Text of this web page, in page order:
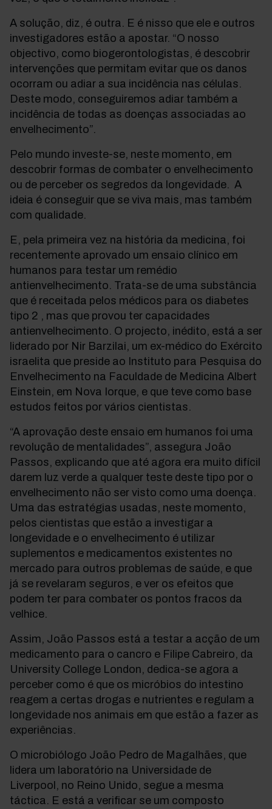
A solução, diz, é outra. E é nisso que ele e outros
investigadores estão a apostar. “O nosso
objectivo, como biogerontologistas, é descobrir
intervenções que permitam evitar que os danos
ocorram ou adiar a sua incidência nas células.
Deste modo, conseguiremos adiar também a
incidência de todas as doenças associadas ao
envelhecimento”.
Pelo mundo investe-se, neste momento, em
descobrir formas de combater o envelhecimento
ou de perceber os segredos da longevidade. A
ideia é conseguir que se viva mais, mas também
com qualidade.
E, pela primeira vez na história da medicina, foi
recentemente aprovado um ensaio clínico em
humanos para testar um remédio
antienvelhecimento. Trata-se de uma substância
que é receitada pelos médicos para os diabetes
tipo 2 , mas que provou ter capacidades
antienvelhecimento. O projecto, inédito, está a ser
liderado por Nir Barzilai, um ex-médico do Exército
israelita que preside ao Instituto para Pesquisa do
Envelhecimento na Faculdade de Medicina Albert
Einstein, em Nova Iorque, e que teve como base
estudos feitos por vários cientistas.
“A aprovação deste ensaio em humanos foi uma
revolução de mentalidades”, assegura João
Passos, explicando que até agora era muito difícil
darem luz verde a qualquer teste deste tipo por o
envelhecimento não ser visto como uma doença.
Uma das estratégias usadas, neste momento,
pelos cientistas que estão a investigar a
longevidade e o envelhecimento é utilizar
suplementos e medicamentos existentes no
mercado para outros problemas de saúde, e que
já se revelaram seguros, e ver os efeitos que
podem ter para combater os pontos fracos da
velhice.
Assim, João Passos está a testar a acção de um
medicamento para o cancro e Filipe Cabreiro, da
University College London, dedica-se agora a
perceber como é que os micróbios do intestino
reagem a certas drogas e nutrientes e regulam a
longevidade nos animais em que estão a fazer as
experiências.
O microbiólogo João Pedro de Magalhães, que
lidera um laboratório na Universidade de
Liverpool, no Reino Unido, segue a mesma
táctica. E está a verificar se um composto